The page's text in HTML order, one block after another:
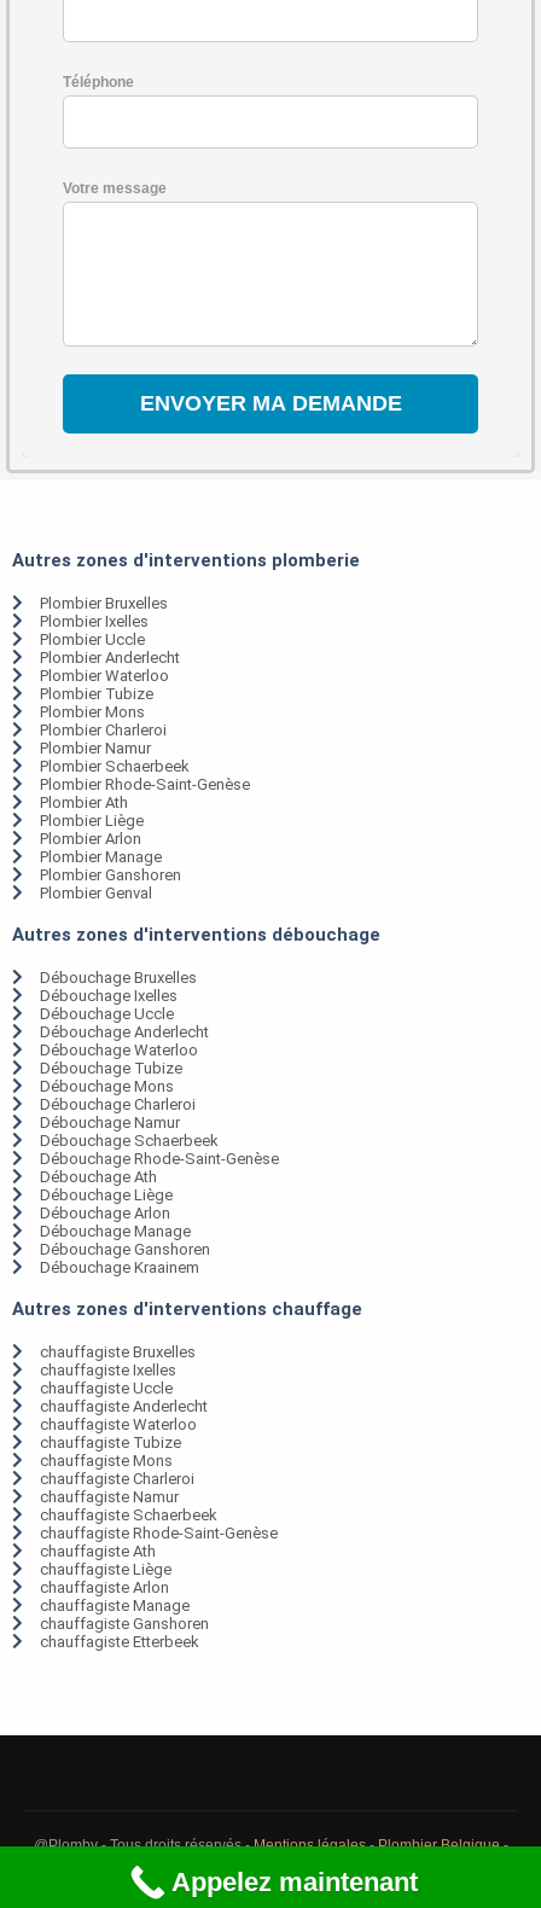
Téléphone
Votre message
Autres zones d'interventions plomberie
Plombier Bruxelles
Plombier Ixelles
Plombier Uccle
Plombier Anderlecht
Plombier Waterloo
Plombier Tubize
Plombier Mons
Plombier Charleroi
Plombier Namur
Plombier Schaerbeek
Plombier Rhode-Saint-Genèse
Plombier Ath
Plombier Liège
Plombier Arlon
Plombier Manage
Plombier Ganshoren
Plombier Genval
Autres zones d'interventions débouchage
Débouchage Bruxelles
Débouchage Ixelles
Débouchage Uccle
Débouchage Anderlecht
Débouchage Waterloo
Débouchage Tubize
Débouchage Mons
Débouchage Charleroi
Débouchage Namur
Débouchage Schaerbeek
Débouchage Rhode-Saint-Genèse
Débouchage Ath
Débouchage Liège
Débouchage Arlon
Débouchage Manage
Débouchage Ganshoren
Débouchage Kraainem
Autres zones d'interventions chauffage
chauffagiste Bruxelles
chauffagiste Ixelles
chauffagiste Uccle
chauffagiste Anderlecht
chauffagiste Waterloo
chauffagiste Tubize
chauffagiste Mons
chauffagiste Charleroi
chauffagiste Namur
chauffagiste Schaerbeek
chauffagiste Rhode-Saint-Genèse
chauffagiste Ath
chauffagiste Liège
chauffagiste Arlon
chauffagiste Manage
chauffagiste Ganshoren
chauffagiste Etterbeek
@Plomby - Tous droits réservés -Mentions légales-Plombier Belgique-
Débouchage Belgique
Appelez maintenant